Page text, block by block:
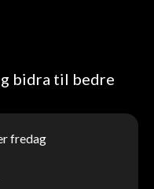
bidra til bedre
fredag